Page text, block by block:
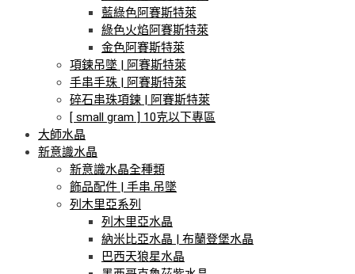
藍綠色阿賽斯特萊
綠色火焰阿賽斯特萊
金色阿賽斯特萊
項鍊吊墜 | 阿賽斯特萊
手串手珠 | 阿賽斯特萊
碎石串珠項鍊 | 阿賽斯特萊
[ small gram ] 10克以下專區
大師水晶
新意識水晶
新意識水晶全種類
飾品配件 | 手串.吊墜
列木里亞系列
列木里亞水晶
納米比亞水晶 | 布蘭登堡水晶
巴西天狼星水晶